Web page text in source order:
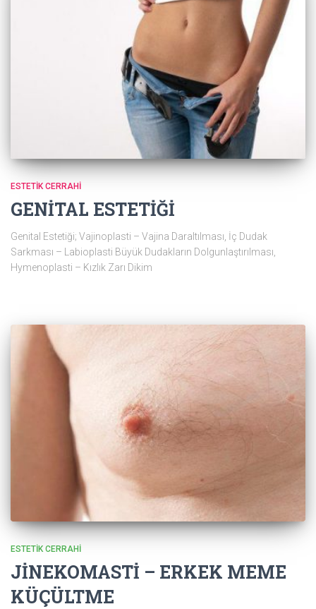
ESTETIK CERRAHI
GENİTAL ESTETİĞİ
Genital Estetiği; Vajinoplasti – Vajina Daraltılması, İç Dudak
Sarkması – Labioplasti Büyük Dudakların Dolgunlaştırılması,
Hymenoplasti – Kızlık Zarı Dikim
ESTETIK CERRAHI
JİNEKOMASTİ – ERKEK MEME
KÜÇÜLTME